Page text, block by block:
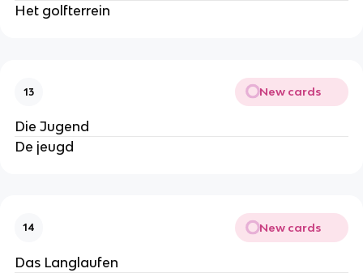
Het golfterrein
13 New cards
Die Jugend
De jeugd
14 New cards
Das Langlaufen